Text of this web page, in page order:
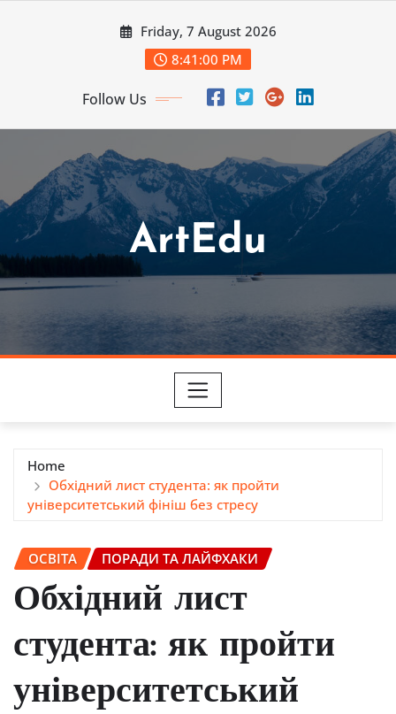
Friday, 7 August 2026
8:41:01 PM
Follow Us
ArtEdu
Home
Обхідний лист студента: як пройти
університетський фініш без стресу
ОСВІТА ПОРАДИ ТА ЛАЙФХАКИ
Обхідний лист
студента: як пройти
університетський